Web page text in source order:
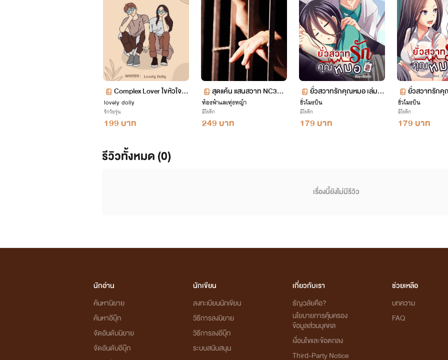
Complex Lover ไขหัวใจน
ายเพื่อนรัก (พีช VS แพร)
lovely dolly
รักวัยรุ่น
199 บาท
สุดแค้น แสนสวาท NC30+
++(จากไร่รัก เรือนสวาท)
ท้องฟ้าและทุ่งหญ้า
อีโรติก
249 บาท
ยั่วสวาทรักคุณหมอ เล่ม 2
+ ตอนพิเศษ
ชั่วโมงบิน
อีโรติก
179 บาท
ยั่วสวาทรักคุ
[NC18+]
ชั่วโมงบิน
อีโรติก
179 บาท
รีวิวทั้งหมด (0)
เรื่องนี้ยังไม่มีรีวิว
นักอ่าน
ค้นหานิยาย
ค้นหาอีบุ๊ก
จัดอันดับนิยาย
จัดอันดับอีบุ๊ก
นักเขียน
ลงทะเบียนนักเขียน
วิธีการลงนิยาย
วิธีการลงอีบุ๊ก
ระบบสนับสนุน
เกี่ยวกับเรา
ธัญวลัยคือ?
นโยบายการคุ้มครอง
ข้อมูลส่วนบุคคล
เงื่อนไขและข้อตกลง
Third-Party Notice
ช่วยเหลือ
บทความ
FAQ